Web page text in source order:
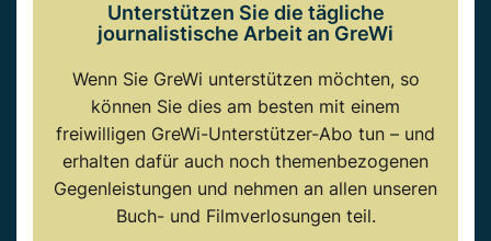
Unterstützen Sie die tägliche
journalistische Arbeit an GreWi
Wenn Sie GreWi unterstützen möchten, so
können Sie dies am besten mit einem
freiwilligen GreWi-Unterstützer-Abo tun – und
erhalten dafür auch noch themenbezogenen
Gegenleistungen und nehmen an allen unseren
Buch- und Filmverlosungen teil.